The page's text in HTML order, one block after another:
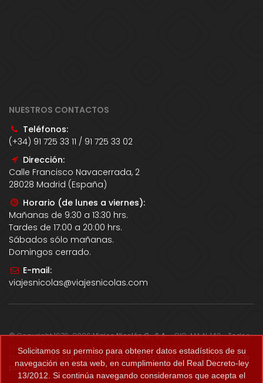
NUESTROS CONTACTOS
Teléfonos:
(+34) 91 725 33 11 / 91 725 33 02
Dirección:
Calle Francisco Navacerrada, 2
28028 Madrid (España)
Horario (de lunes a viernes):
Mañanas de 9:30 a 13:30 hrs.
Tardes de 17:00 a 20:00 hrs.
Sábados sólo mañanas.
Domingos cerrado.
E-mail:
viajesnicolas@viajesnicolas.com
© Copyright 1979-2026Viajes Nicolás G., S.A.- CIC-MA N. 143 - Todos
los derechos reservados. Todos los precios correctos salvo error
tipográfico.Ayuda -Mapa del sitio-Aviso legal, cookies y política de
privacidad.
Solicitamos su permiso para obtener datos estadísticos de su
navegación en esta web, en cumplimiento del Real Decreto-ley
13/2012. Si continúa navegando consideramos que acepta el